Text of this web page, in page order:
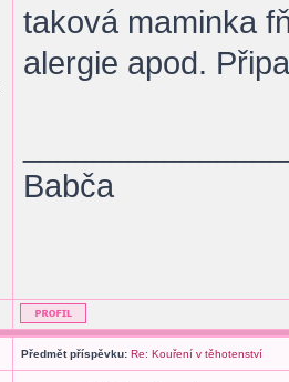
taková maminka
alergie apod.
Babča
Předmět příspěvku: Re: Kouření v těhotenství